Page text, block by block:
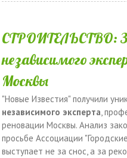
СТРОИТЕЛЬСТВО:
независимого
Москвы
"Новые Известия" получили
независимого эксперта,
реновации Москвы. Анализ
просьбе Ассоциации
выступает не за снос, а за